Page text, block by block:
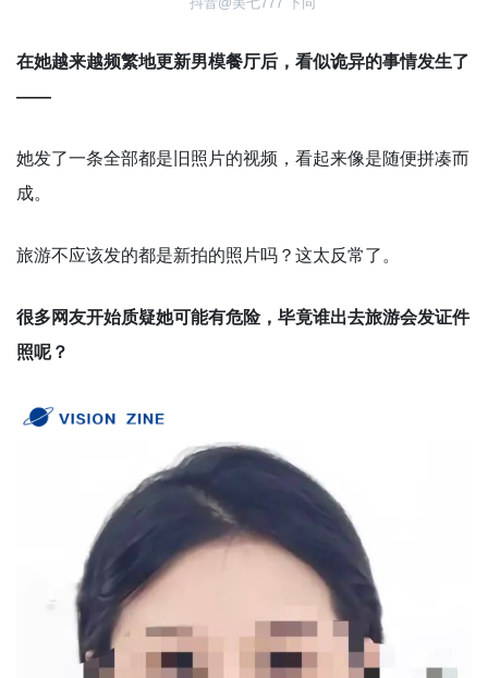
在她越来越频繁地更新男模餐厅后，看似诡异的事情发生了
——
她发了一条全部都是旧照片的视频，看起来像是随便拼凑而
成。
旅游不应该发的都是新拍的照片吗？这太反常了。
很多网友开始质疑她可能有危险，毕竟谁出去旅游会发证件
照呢？